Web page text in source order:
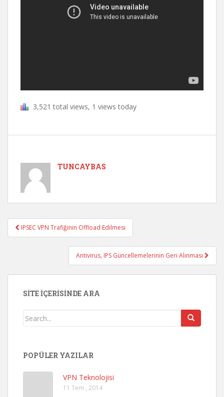
3,521 total views, 1 views today
TUNCAYBAS
Post navigation
IPSEC VPN Trafiğinin Offload Edilmesi
Antivirus, IPS Güncellemelerinin Geri Alınması
SITE İÇERISINDE ARA
POPÜLER YAZILAR
VPN Teknolojisi
11 Tem , 2014